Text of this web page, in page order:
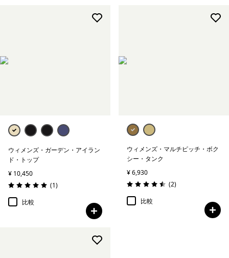
ウィメンズ・ガーデン・アイラン
ド・トップ
¥ 10,450
評価: 5.0 / 5
(1レビュー
)
比較
ウィメンズ・マルチピッチ・ボク
シー・タンク
¥ 6,930
評価: 4.5 / 5
(2レビュー
)
比較